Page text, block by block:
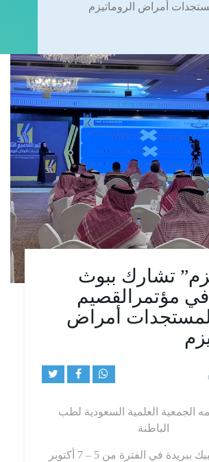
أمراض الروماتيزم
تشارك ببوث
مؤتمرالقصيم
لمستجدات أمراض
الجمعية العلمية السعودية لطب
الباطنة
بفندق موفنبيك ببريدة في الفترة من 5 – 7 أكتوبر